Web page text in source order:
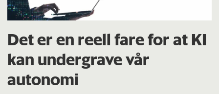
Det er en reell fare for at KI
kan undergrave vår
autonomi